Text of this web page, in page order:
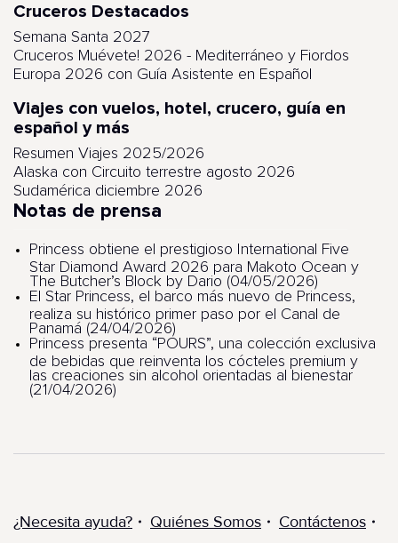
Cruceros Destacados
Semana Santa 2027
Cruceros Muévete! 2026 - Mediterráneo y Fiordos
Europa 2026 con Guía Asistente en Español
Viajes con vuelos, hotel, crucero, guía en
español y más
Resumen Viajes 2025/2026
Alaska con Circuito terrestre agosto 2026
Sudamérica diciembre 2026
Notas de prensa
Princess obtiene el prestigioso International Five
Star Diamond Award 2026 para Makoto Ocean y
The Butcher’s Block by Dario (04/05/2026)
El Star Princess, el barco más nuevo de Princess,
realiza su histórico primer paso por el Canal de
Panamá (24/04/2026)
Princess presenta “POURS”, una colección exclusiva
de bebidas que reinventa los cócteles premium y
las creaciones sin alcohol orientadas al bienestar
(21/04/2026)
¿Necesita ayuda? Quiénes Somos
Contáctenos